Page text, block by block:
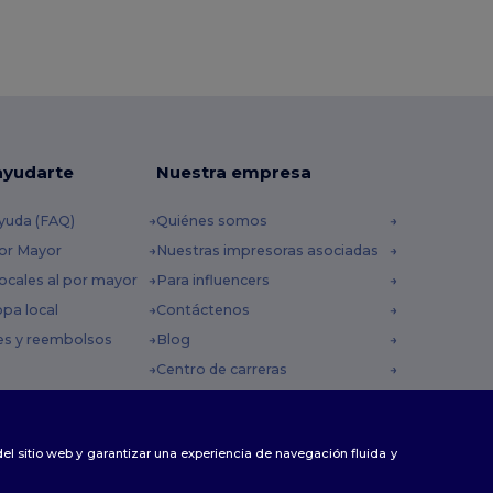
(FAQ)
Mayor
al por mayor
local
y reembolsos
Nuestra empresa
Quiénes somos
Nuestras impresoras asociadas
Para influencers
Contáctenos
Blog
Centro de carreras
sitio web y garantizar una experiencia de navegación fluida y